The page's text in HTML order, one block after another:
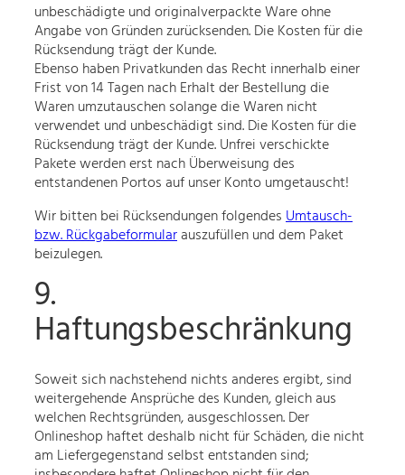
unbeschädigte und originalverpackte Ware ohne
Angabe von Gründen zurücksenden. Die Kosten für die
Rücksendung trägt der Kunde.
Ebenso haben Privatkunden das Recht innerhalb einer
Frist von 14 Tagen nach Erhalt der Bestellung die
Waren umzutauschen solange die Waren nicht
verwendet und unbeschädigt sind. Die Kosten für die
Rücksendung trägt der Kunde. Unfrei verschickte
Pakete werden erst nach Überweisung des
entstandenen Portos auf unser Konto umgetauscht!
Wir bitten bei Rücksendungen folgendesUmtausch-
bzw. Rückgabeformularauszufüllen und dem Paket
beizulegen.
9.
Haftungsbeschränkung
Soweit sich nachstehend nichts anderes ergibt, sind
weitergehende Ansprüche des Kunden, gleich aus
welchen Rechtsgründen, ausgeschlossen. Der
Onlineshop haftet deshalb nicht für Schäden, die nicht
am Liefergegenstand selbst entstanden sind;